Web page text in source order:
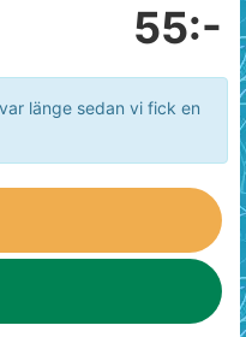
55:-
länge sedan vi fick en